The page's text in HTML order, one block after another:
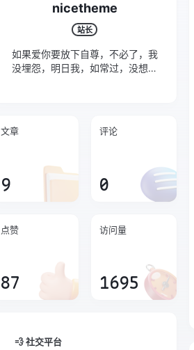
nicetheme
站长
如果爱你要放下自尊，不必了，我
没埋怨，明日我，如常过，没想起
文章
9
评论
0
点赞
87
访问量
1695
💨 社交平台